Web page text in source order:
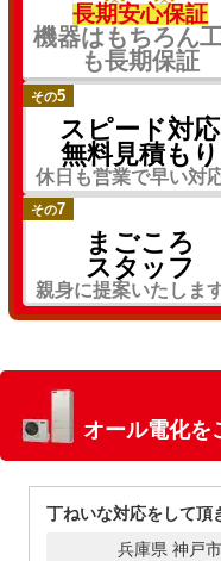
長期安心保証
機器はもちろん
も長期保証
その5
スピード対応
無料見積もり
休日も営業で早い対
その7
まごころ
スタッフ
親身に提案いたしま
オール電化を
丁ねいな対応をして頂
兵庫県 神戸